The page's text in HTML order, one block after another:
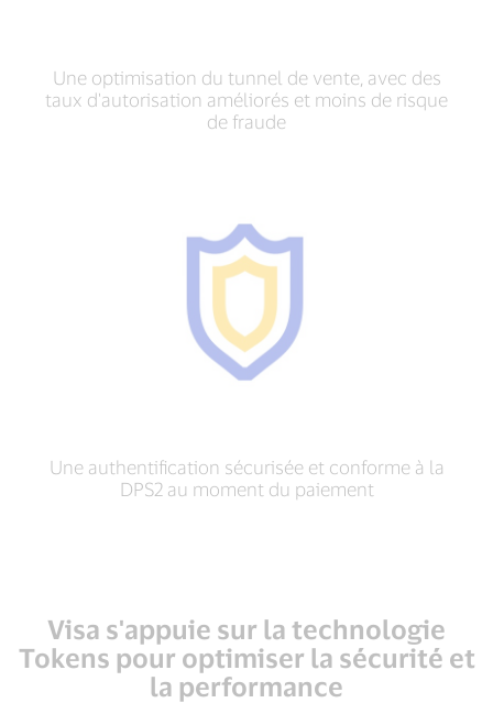
Une optimisation du tunnel de vente, avec des
taux d'autorisation améliorés et moins de risque
de fraude
Une authentification sécurisée et conforme à la
DPS2 au moment du paiement
Visa s'appuie sur la technologie
Tokens pour optimiser la sécurité et
la performance